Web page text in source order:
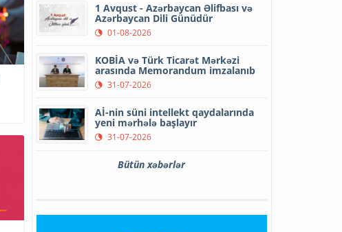
1 Avqust - Azərbaycan Əlifbası və
Azərbaycan Dili Günüdür
01-08-2026
KOBİA və Türk Ticarət Mərkəzi
arasında Memorandum imzalanıb
31-07-2026
Aİ-nin süni intellekt qaydalarında
yeni mərhələ başlayır
31-07-2026
Bütün xəbərlər